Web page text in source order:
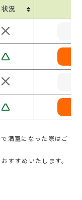
況
満室になった際はご
すすめいたします。